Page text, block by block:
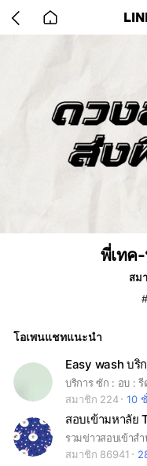
back
to
พี่เทค
สม
โอเพนแชทแนะนำ
Easy wash บริ
บริการ ซัก : อบ : รี
สมาชิก 224
10
สอบเข้ามหาลัย
รวมข่าวสอบเข้าส
สมาชิก 86941